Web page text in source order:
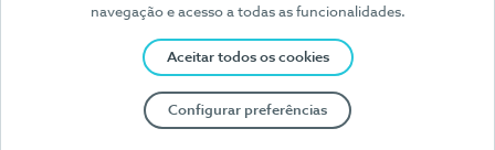
navegação e acesso a todas as funcionalidades.
Aceitar todos os cookies
Configurar preferências